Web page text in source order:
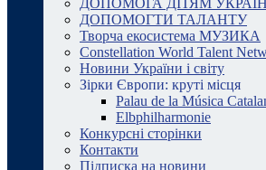
ДОПОМОГА ДІТЯМ
ДОПОМОГТИ ТАЛАНТУ
Творча екосистема МУЗИКА
Constellation World Talent
Новини України і світу
Зірки Європи: круті місця
Palau de la Música
Elbphilharmonie
Конкурсні сторінки
Контакти
Підписка на новини